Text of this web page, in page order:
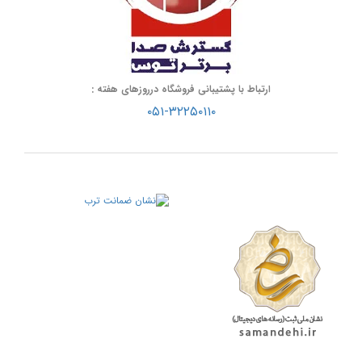
ارتباط با پشتیبانی فروشگاه درروزهای هفته :
۰۵۱-۳۲۲۵۰۱۱۰